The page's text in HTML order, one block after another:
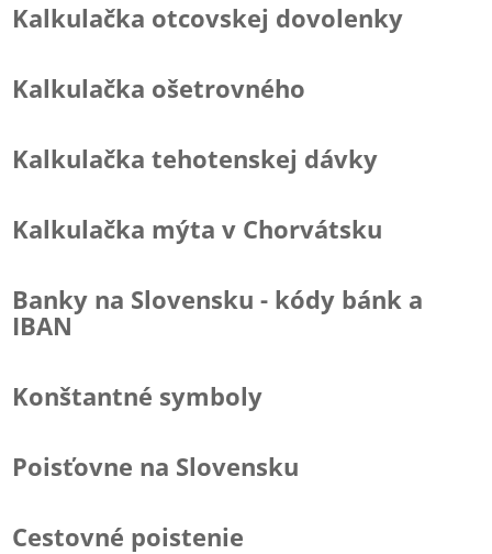
Kalkulačka otcovskej dovolenky
Kalkulačka ošetrovného
Kalkulačka tehotenskej dávky
Kalkulačka mýta v Chorvátsku
Banky na Slovensku - kódy bánk a
IBAN
Konštantné symboly
Poisťovne na Slovensku
Cestovné poistenie